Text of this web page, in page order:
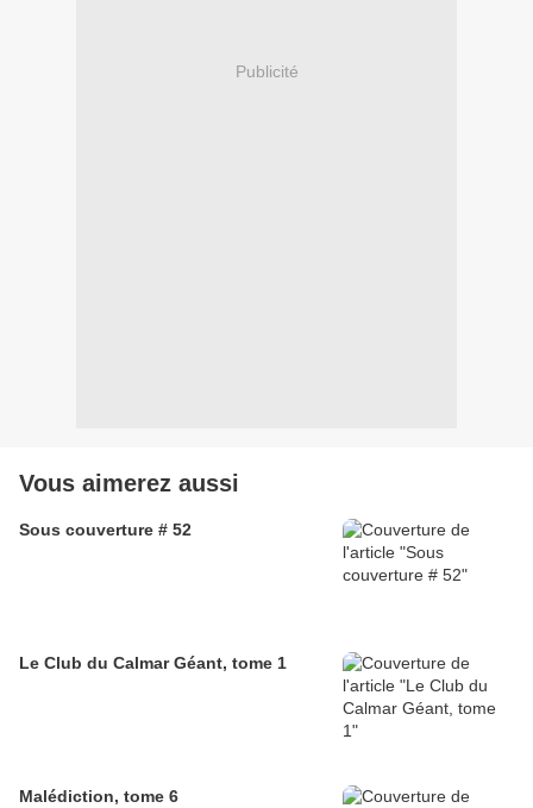
Publicité
Vous aimerez aussi
Sous couverture # 52
Le Club du Calmar Géant, tome 1
Malédiction, tome 6